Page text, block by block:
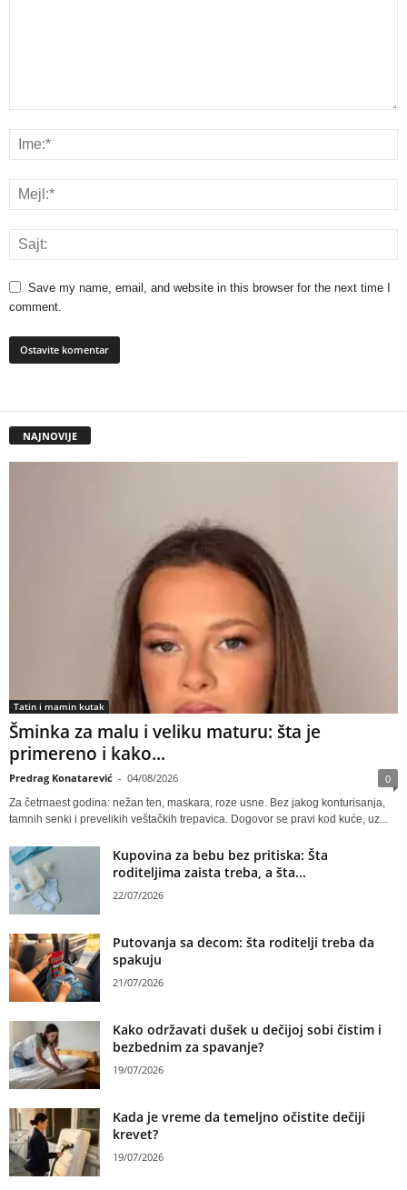
Save my name, email, and website in this browser for the next time I
comment.
NAJNOVIJE
Tatin i mamin kutak
Šminka za malu i veliku maturu: šta je
primereno i kako...
Predrag Konatarević - 04/08/2026 0
Za četrnaest godina: nežan ten, maskara, roze usne. Bez jakog konturisanja,
tamnih senki i prevelikih veštačkih trepavica. Dogovor se pravi kod kuće, uz...
Kupovina za bebu bez pritiska: Šta
roditeljima zaista treba, a šta...
22/07/2026
Putovanja sa decom: šta roditelji treba da
spakuju
21/07/2026
Kako održavati dušek u dečijoj sobi čistim i
bezbednim za spavanje?
19/07/2026
Kada je vreme da temeljno očistite dečiji
krevet?
19/07/2026